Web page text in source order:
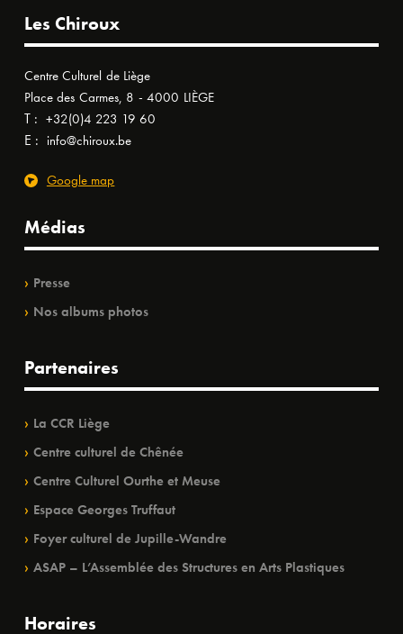
Les Chiroux
Centre Culturel de Liège
Place des Carmes, 8 - 4000 LIÈGE
T : +32(0)4 223 19 60
E : info@chiroux.be
Google map
Médias
Presse
Nos albums photos
Partenaires
La CCR Liège
Centre culturel de Chênée
Centre Culturel Ourthe et Meuse
Espace Georges Truffaut
Foyer culturel de Jupille-Wandre
ASAP – L’Assemblée des Structures en Arts Plastiques
Horaires